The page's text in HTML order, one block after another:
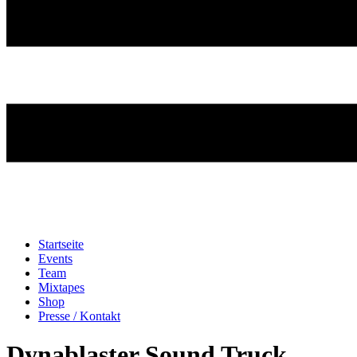
Startseite
Events
Team
Mixtapes
Shop
Presse / Kontakt